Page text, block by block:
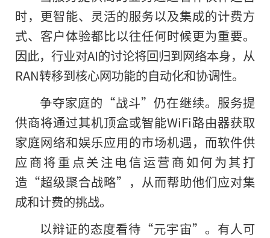
时，更智能、灵活的服务以及集成的计费方
式、客户体验都比以往任何时候更为重要。
因此，行业对AI的讨论将回归到网络本身，从
RAN转移到核心网功能的自动化和协调性。
争夺家庭的“战斗”仍在继续。服务提
供商将通过其机顶盒或智能WiFi路由器获取
家庭网络和娱乐应用的市场机遇，而软件供
应商将重点关注电信运营商如何为其打
造“超级聚合战略”，从而帮助他们应对集
成和计费的挑战。
以辩证的态度看待“元宇宙”。有人可